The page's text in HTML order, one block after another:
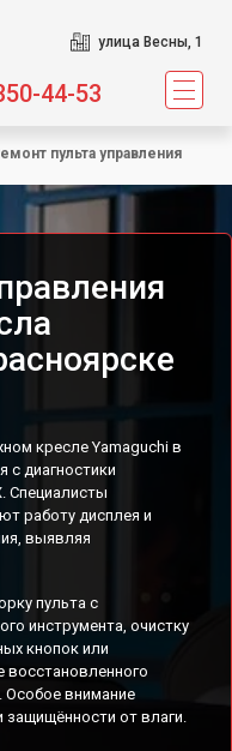
улица Весны, 1
44-53
пульта управления
кресле Yamaguchi в
с диагностики
Специалисты
работу дисплея и
выявляя
пульта с
инструмента, очистку
кнопок или
восстановленного
Особое внимание
защищённости от влаги.